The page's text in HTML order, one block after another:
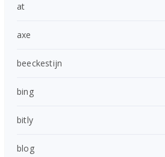
at
axe
beeckestijn
bing
bitly
blog